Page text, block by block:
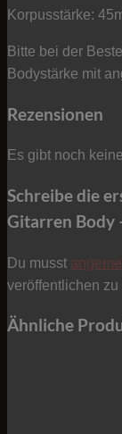
Korpusstärke:
Bitte bei der
Bodystärke mit
Rezensionen
Es gibt noch
Schreibe die
Gitarren Body
Du musst
veröffentlichen zu
Ähnliche